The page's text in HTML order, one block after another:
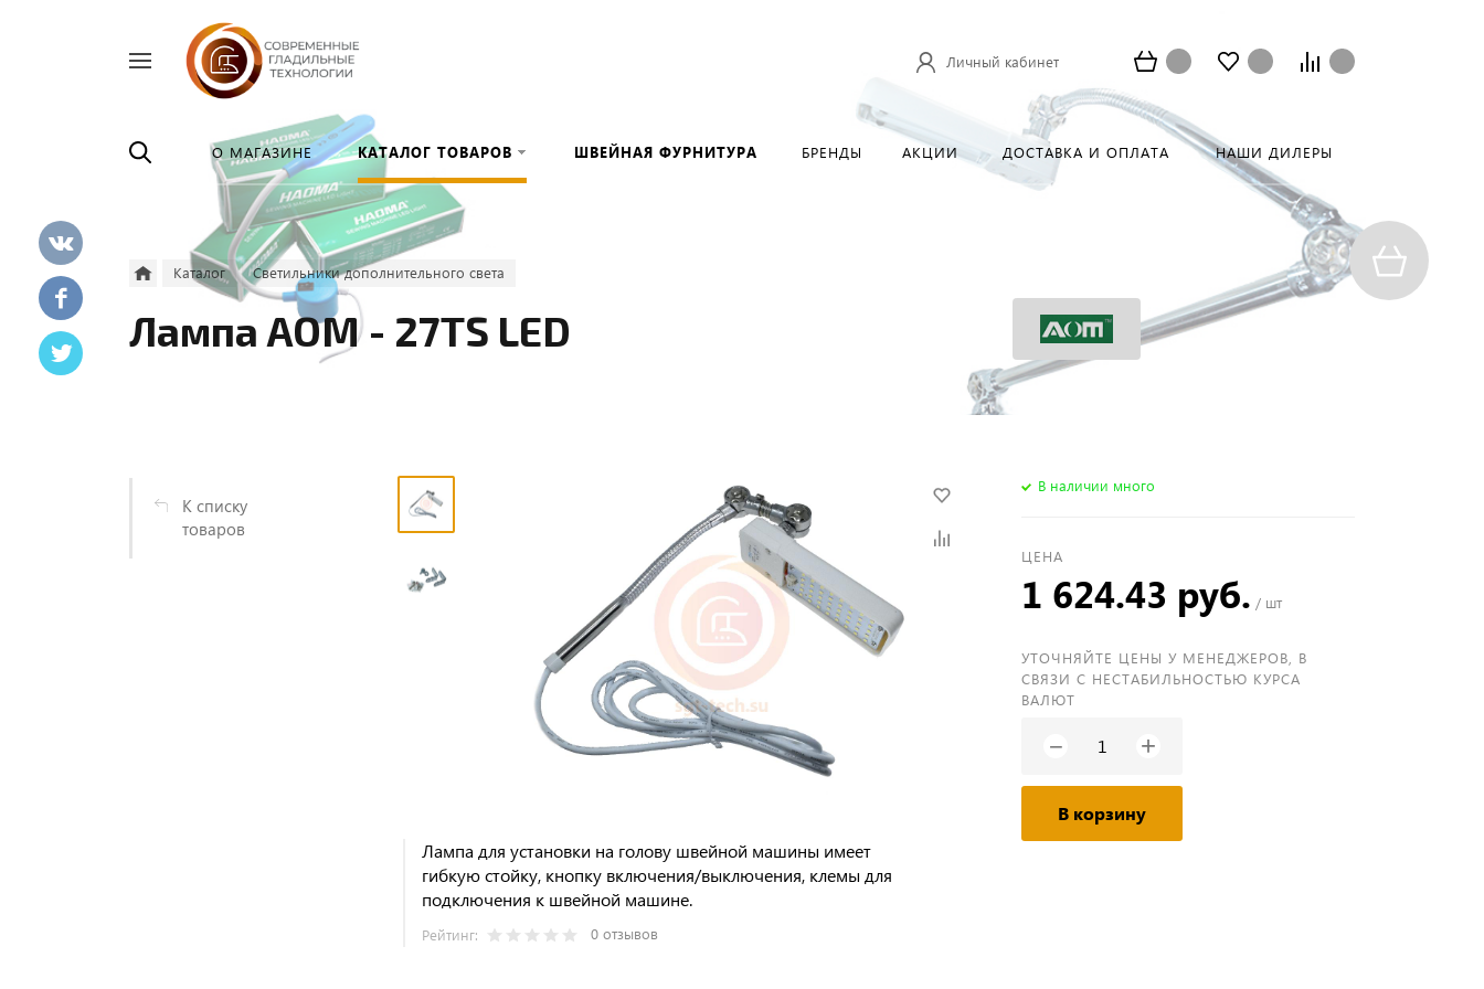
Личный кабинет
О МАГАЗИНЕ КАТАЛОГ ТОВАРОВ ШВЕЙНАЯ ФУРНИТУРА БРЕНДЫ АКЦИИ ДОСТАВКА И ОПЛАТА НАШИ ДИЛЕРЫ
Каталог Светильники дополнительного света
Лампа AOM - 27TS LED
К списку
товаров
Лампа для установки на голову швейной машины имеет
гибкую стойку, кнопку включения/выключения, клемы для
подключения к швейной машине.
Рейтинг: 0 отзывов
В наличии много
ЦЕНА
1 624.43 руб. / шт
УТОЧНЯЙТЕ ЦЕНЫ У МЕНЕДЖЕРОВ, В
СВЯЗИ С НЕСТАБИЛЬНОСТЬЮ КУРСА
ВАЛЮТ
− +
В корзину